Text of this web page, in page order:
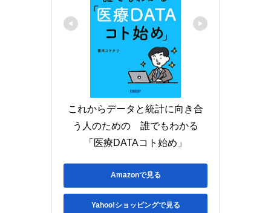
これからデータと統計に向き合
う人のための　誰でもわかる
「医療DATAコト始め」
Amazonで見る
Yahoo!ショッピングで見る